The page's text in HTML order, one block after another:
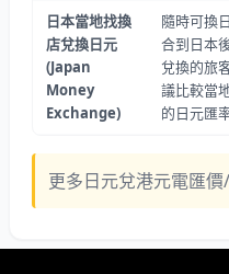
日本當地找換
店兌換日元
(Japan
Money
Exchange)
隨時可換
合到日本
兌換的旅
議比較當
的日元匯
更多日元兌港元電匯